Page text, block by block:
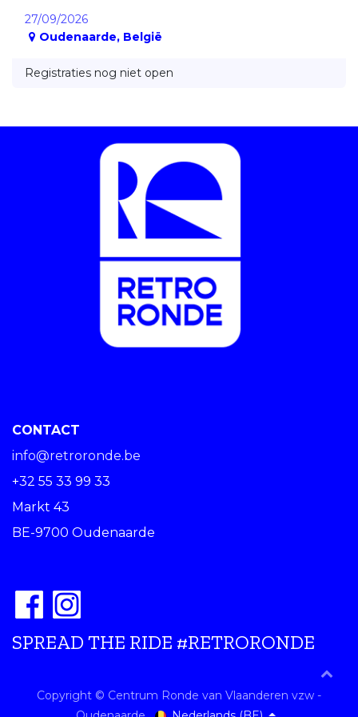
27/09/2026
Oudenaarde, België
Registraties nog niet open
CONTACT
info@retroronde.be
+32 55 33 99 33
Markt 43
BE-9700 Oudenaarde
SPREAD THE RIDE #RETRORONDE
Copyright © Centrum Ronde van Vlaanderen vzw -